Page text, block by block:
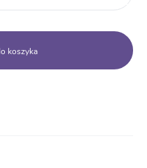
koszyka